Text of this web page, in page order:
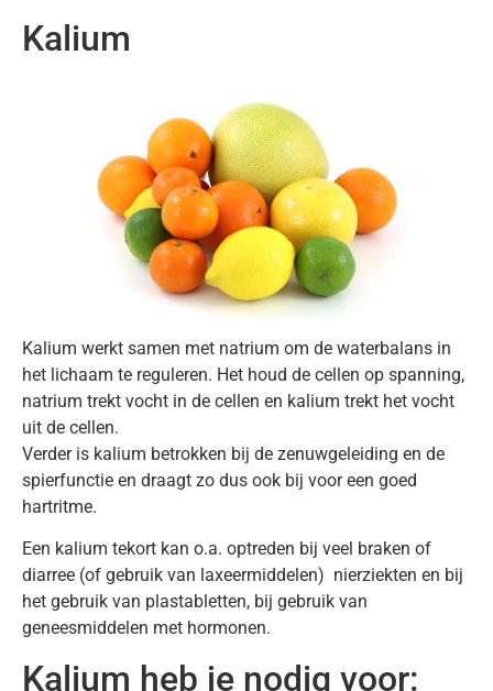
Kalium
Kalium werkt samen met natrium om de waterbalans in
het lichaam te reguleren. Het houd de cellen op spanning,
natrium trekt vocht in de cellen en kalium trekt het vocht
uit de cellen.
Verder is kalium betrokken bij de zenuwgeleiding en de
spierfunctie en draagt zo dus ook bij voor een goed
hartritme.
Een kalium tekort kan o.a. optreden bij veel braken of
diarree (of gebruik van laxeermiddelen) nierziekten en bij
het gebruik van plastabletten, bij gebruik van
geneesmiddelen met hormonen.
Kalium heb je nodig voor: